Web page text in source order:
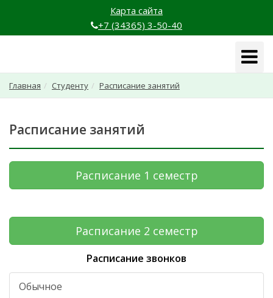
Карта сайта
+7 (34365) 3-50-40
Главная Студенту Расписание занятий
Расписание занятий
Расписание 1 семестр
Расписание 2 семестр
Расписание звонков
Обычное